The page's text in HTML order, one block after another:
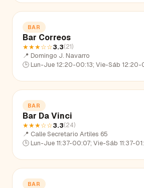
BAR
Bar Correos
★★★☆☆3.3(21)
📍 Domingo J. Navarro
🕒 Lun-Jue 12:20-00:13; Vie-Sáb 12:20-
BAR
Bar Da Vinci
★★★☆☆3.3(24)
📍 Calle Secretario Artiles 65
🕒 Lun-Jue 11:37-00:07; Vie-Sáb 11:37-
BAR